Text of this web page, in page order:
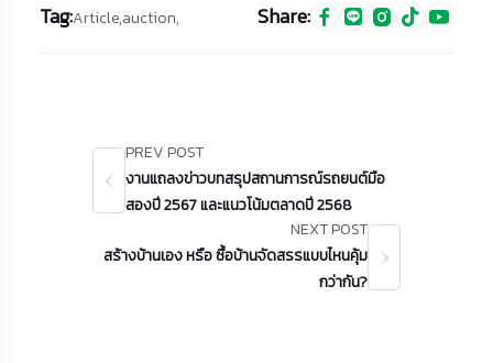
Tag:Article,auction, Share:
PREV POST
งานแถลงข่าวบทสรุปสถานการณ์รถยนต์มือ
สองปี 2567 และแนวโน้มตลาดปี 2568
NEXT POST
สร้างบ้านเอง หรือ ซื้อบ้านจัดสรรแบบไหนคุ้ม
กว่ากัน?